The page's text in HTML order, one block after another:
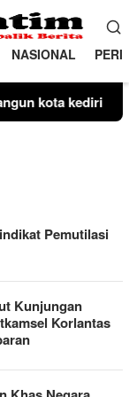
NASIONAL
Plt Camat
Pemutilasi
Kunjungan
Korlantas